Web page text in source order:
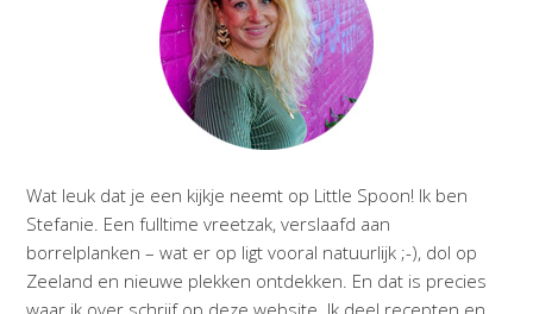
Wat leuk dat je een kijkje neemt op Little Spoon! Ik ben
Stefanie. Een fulltime vreetzak, verslaafd aan
borrelplanken – wat er op ligt vooral natuurlijk ;-), dol op
Zeeland en nieuwe plekken ontdekken. En dat is precies
waar ik over schrijf op deze website. Ik deel recepten en